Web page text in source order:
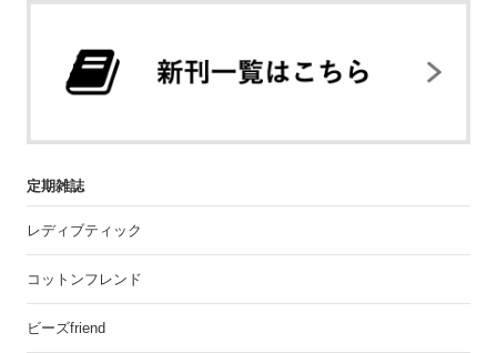
定期雑誌
レディブティック
コットンフレンド
ビーズfriend